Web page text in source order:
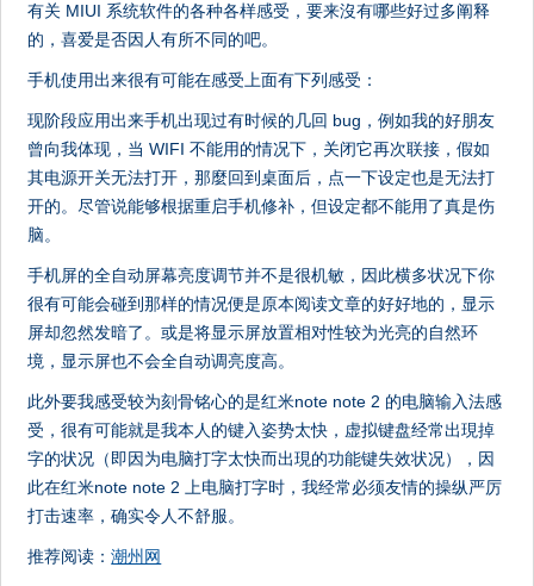
有关 MIUI 系统软件的各种各样感受，要来沒有哪些好过多阐释
的，喜爱是否因人有所不同的吧。
手机使用出来很有可能在感受上面有下列感受：
现阶段应用出来手机出现过有时候的几回 bug，例如我的好朋友
曾向我体现，当 WIFI 不能用的情况下，关闭它再次联接，假如
其电源开关无法打开，那麼回到桌面后，点一下设定也是无法打
开的。尽管说能够根据重启手机修补，但设定都不能用了真是伤
脑。
手机屏的全自动屏幕亮度调节并不是很机敏，因此横多状况下你
很有可能会碰到那样的情况便是原本阅读文章的好好地的，显示
屏却忽然发暗了。或是将显示屏放置相对性较为光亮的自然环
境，显示屏也不会全自动调亮度高。
此外要我感受较为刻骨铭心的是红米note note 2 的电脑输入法感
受，很有可能就是我本人的键入姿势太快，虚拟键盘经常出現掉
字的状况（即因为电脑打字太快而出現的功能键失效状况），因
此在红米note note 2 上电脑打字时，我经常必须友情的操纵严厉
打击速率，确实令人不舒服。
推荐阅读：潮州网